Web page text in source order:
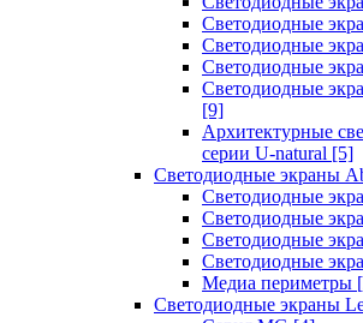
Светодиодные
Светодиодные
Светодиодные
Светодиодные
[9]
Архитектурные
серии U-natural [5]
Светодиодные экраны
Светодиодные
Светодиодные
Светодиодные
Светодиодные
Медиа периметры
Светодиодные экраны